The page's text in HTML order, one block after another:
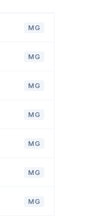
MG
MG
MG
MG
MG
MG
MG